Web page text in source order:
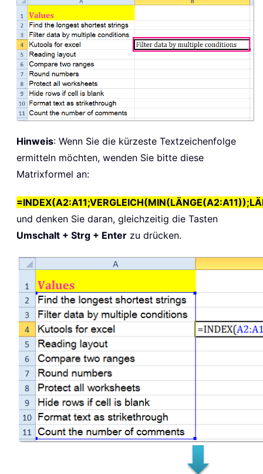
Hinweis: Wenn Sie die kürzeste Textzeichenfolge
ermitteln möchten, wenden Sie bitte diese
Matrixformel an:
und denken Sie daran, gleichzeitig die Tasten
Umschalt + Strg + Enter zu drücken.